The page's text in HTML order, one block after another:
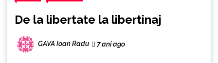
De la libertate la libertinaj
GAVA Ioan Radu 7 ani ago